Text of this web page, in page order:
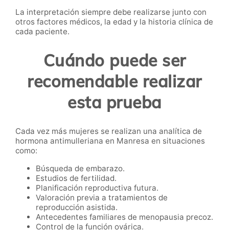
La interpretación siempre debe realizarse junto con
otros factores médicos, la edad y la historia clínica de
cada paciente.
Cuándo puede ser
recomendable realizar
esta prueba
Cada vez más mujeres se realizan una analítica de
hormona antimulleriana en Manresa en situaciones
como:
Búsqueda de embarazo.
Estudios de fertilidad.
Planificación reproductiva futura.
Valoración previa a tratamientos de
reproducción asistida.
Antecedentes familiares de menopausia precoz.
Control de la función ovárica.